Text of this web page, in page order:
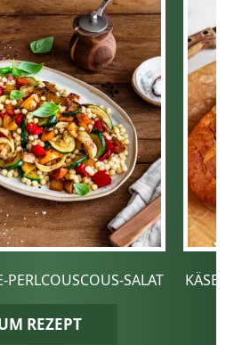
PERLCOUSCOUS-SALAT
REZEPT
KÄSE-